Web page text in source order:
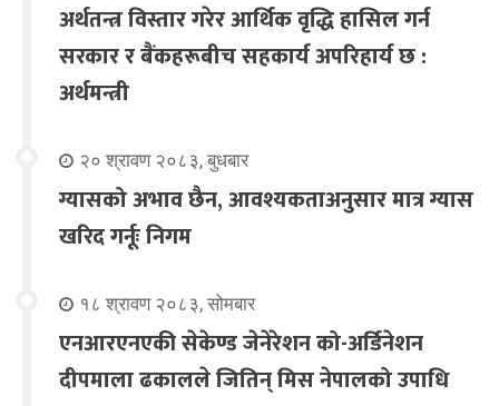
अर्थतन्त्र विस्तार गरेर आर्थिक वृद्धि हासिल गर्न
सरकार र बैंकहरूबीच सहकार्य अपरिहार्य छ :
अर्थमन्त्री
२० श्रावण २०८३, बुधबार
ग्यासको अभाव छैन, आवश्यकताअनुसार मात्र ग्यास
खरिद गर्नूः निगम
१८ श्रावण २०८३, सोमबार
एनआरएनएकी सेकेण्ड जेनेरेशन को-अर्डिनेशन
दीपमाला ढकालले जितिन् मिस नेपालको उपाधि